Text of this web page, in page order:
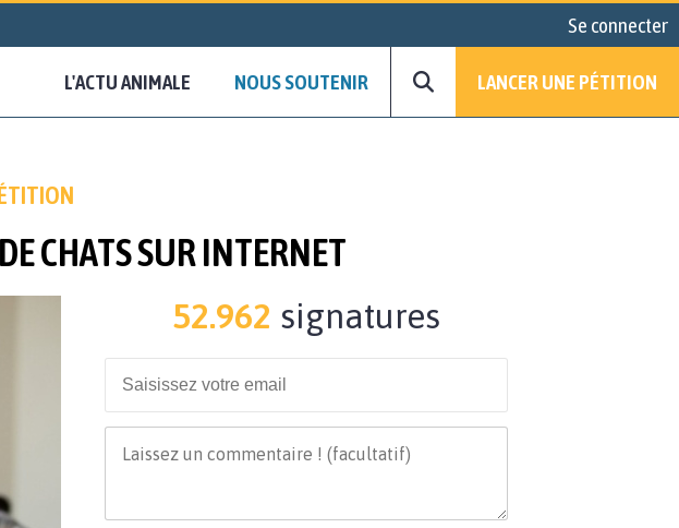
Se connecter
L'ACTU ANIMALE NOUS SOUTENIR LANCER UNE PÉTITION
CHATS SUR INTERNET
52.962 signatures